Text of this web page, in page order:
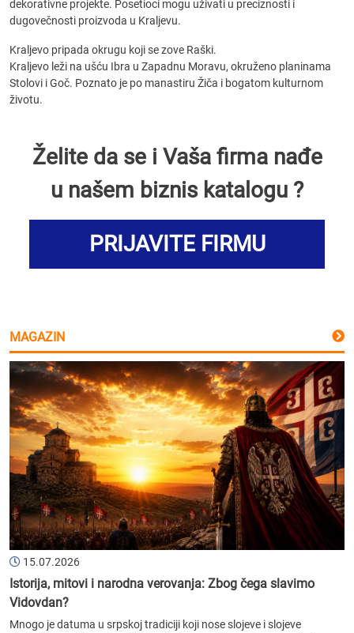
dekorativne projekte. Posetioci mogu uživati u preciznosti i
dugovečnosti proizvoda u Kraljevu.
Kraljevo pripada okrugu koji se zove Raški.
Kraljevo leži na ušću Ibra u Zapadnu Moravu, okruženo planinama
Stolovi i Goč. Poznato je po manastiru Žiča i bogatom kulturnom
životu.
Želite da se i Vaša firma nađe
u našem biznis katalogu ?
PRIJAVITE FIRMU
MAGAZIN
15.07.2026
Istorija, mitovi i narodna verovanja: Zbog čega slavimo
Vidovdan?
Mnogo je datuma u srpskoj tradiciji koji nose slojeve i slojeve